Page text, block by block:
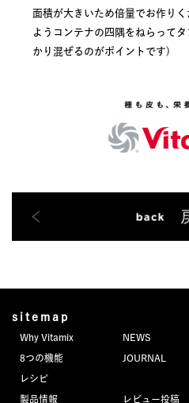
面積が大きいため倍量でお作り
ようコンテナの四隅をねらって
かり混ぜるのがポイントです)
sitemap
Why Vitamix
8つの機能
レシピ
製品情報
NEWS
JOURNAL
レビュー投稿